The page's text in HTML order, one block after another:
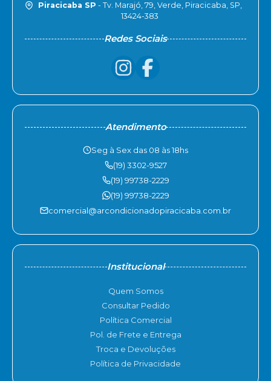
Piracicaba SP - Tv. Marajó, 79, Verde, Piracicaba, SP,
13424-383
Redes Sociais
Atendimento
Seg à Sex das 08 às 18hs
(19) 3302-9527
(19) 99738-2229
(19) 99738-2229
comercial@arcondicionadopiracicaba.com.br
Institucional
Quem Somos
Consultar Pedido
Política Comercial
Pol. de Frete e Entrega
Troca e Devoluções
Política de Privacidade